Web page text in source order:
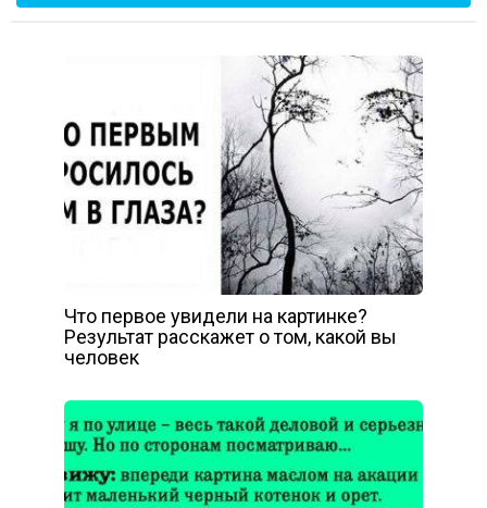
Что первое увидели на картинке?
Результат расскажет о том, какой вы
человек